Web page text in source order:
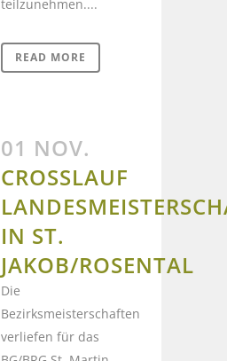
teilzunehmen....
READ MORE
01 NOV.
CROSSLAUF
IN ST.
JAKOB/ROSENTAL
Die
Bezirksmeisterschaften
verliefen für das